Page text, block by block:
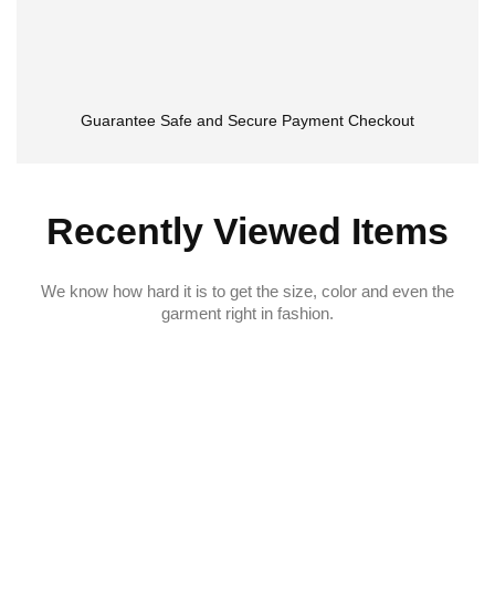
Guarantee Safe and Secure Payment Checkout
Recently Viewed Items
We know how hard it is to get the size, color and even the
garment right in fashion.